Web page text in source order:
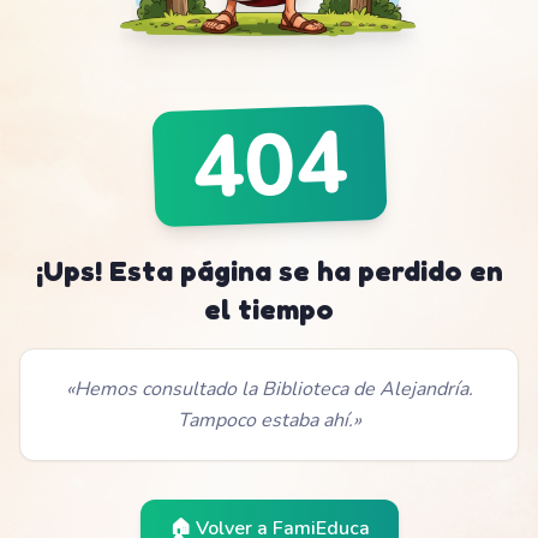
404
¡Ups! Esta página se ha perdido en
el tiempo
«Hemos consultado la Biblioteca de Alejandría.
Tampoco estaba ahí.»
🏠 Volver a FamiEduca